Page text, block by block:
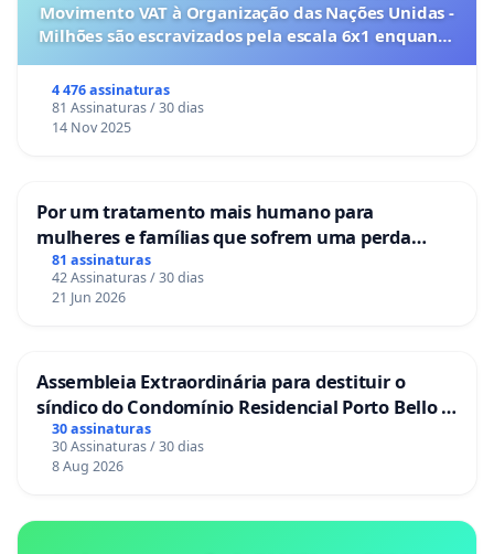
Movimento VAT à Organização das Nações Unidas -
Milhões são escravizados pela escala 6x1 enquanto
4 476 assinaturas
81 Assinaturas / 30 dias
14 Nov 2025
Por um tratamento mais humano para
mulheres e famílias que sofrem uma perda
gestacional nos hospitais portugueses
81 assinaturas
42 Assinaturas / 30 dias
21 Jun 2026
Assembleia Extraordinária para destituir o
síndico do Condomínio Residencial Porto Bello -
La Casa
30 assinaturas
30 Assinaturas / 30 dias
8 Aug 2026